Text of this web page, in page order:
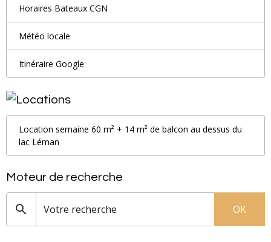
Horaires Bateaux CGN
Météo locale
Itinéraire Google
Location semaine 60 m² + 14 m² de balcon au dessus du
lac Léman
Moteur de recherche
OK